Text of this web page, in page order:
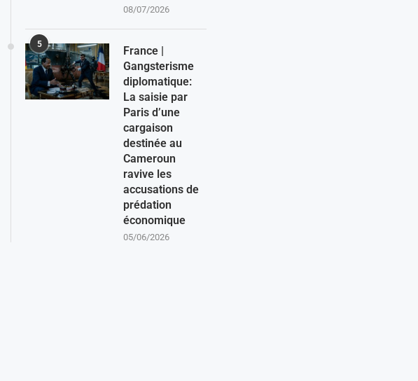
08/07/2026
5
France |
Gangsterisme
diplomatique:
La saisie par
Paris d’une
cargaison
destinée au
Cameroun
ravive les
accusations de
prédation
économique
05/06/2026